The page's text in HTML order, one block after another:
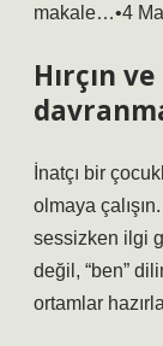
makale…•4
Hırçın
İnatçı bir
olmaya
sessizken ilgi
değil, “ben”
ortamlar